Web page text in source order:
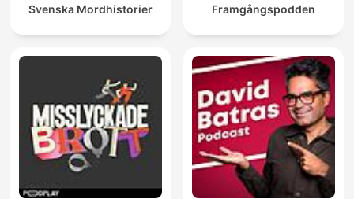
Svenska Mordhistorier Framgångspodden